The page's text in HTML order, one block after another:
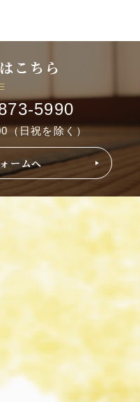
こちら
5990
日祝を除く）
ームへ